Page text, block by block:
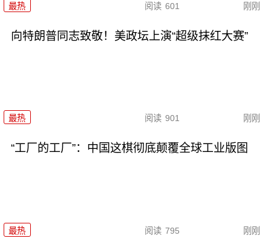
最热 阅读 601 刚刚
向特朗普同志致敬！美政坛上演“超级抹红大赛”
最热 阅读 901 刚刚
“工厂的工厂”：中国这棋彻底颠覆全球工业版图
最热 阅读 795 刚刚